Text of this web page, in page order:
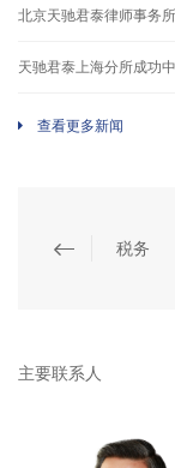
北京天驰君泰律师事务
天驰君泰上海分所成功
查看更多新闻
税务
主要联系人